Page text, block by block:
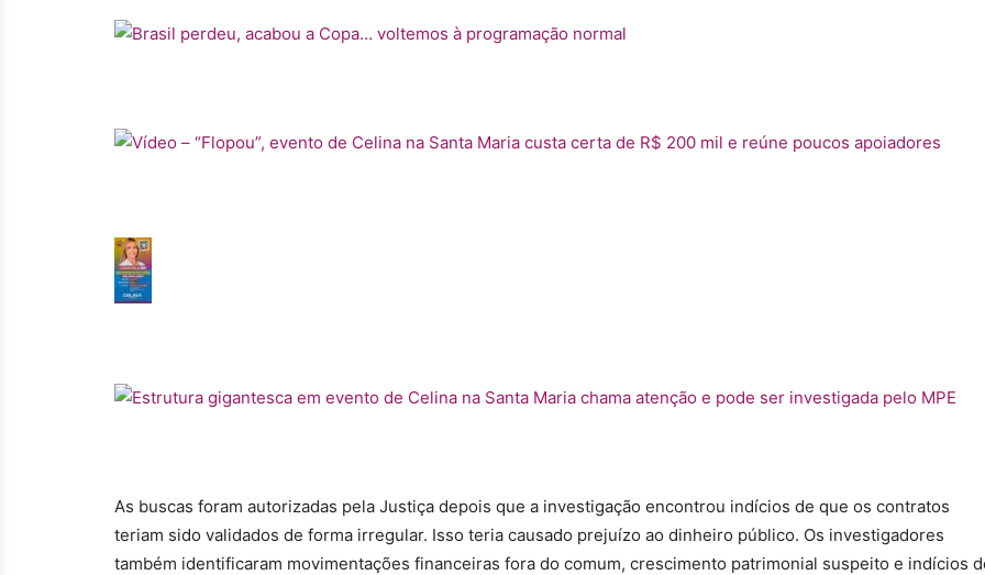
As buscas foram autorizadas pela Justiça depois que a investigação encontrou indícios de que os contratos
teriam sido validados de forma irregular. Isso teria causado prejuízo ao dinheiro público. Os investigadores
também identificaram movimentações financeiras fora do comum, crescimento patrimonial suspeito e indícios